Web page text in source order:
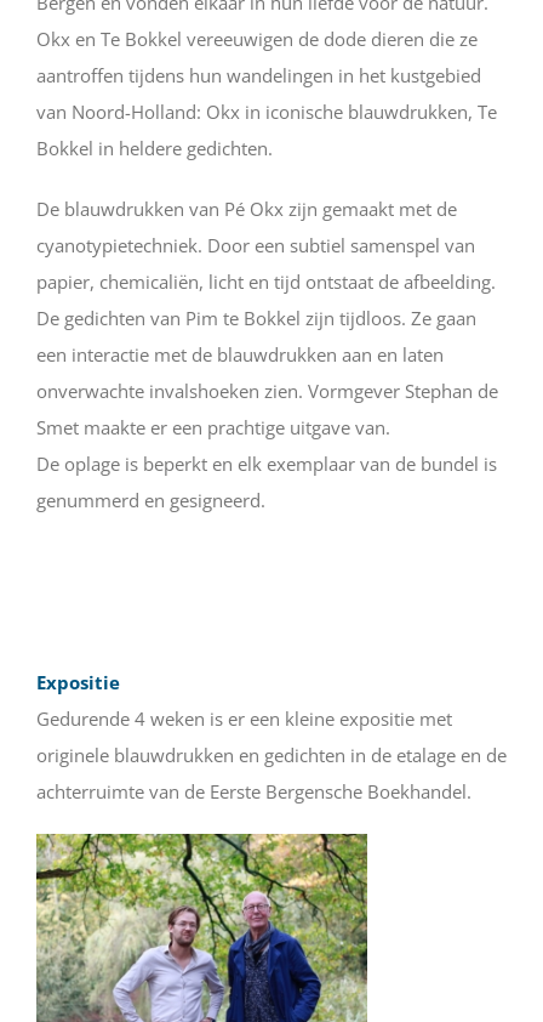
Okx en Te Bokkel vereeuwigen de dode dieren die ze
aantroffen tijdens hun wandelingen in het kustgebied
van Noord-Holland: Okx in iconische blauwdrukken, Te
Bokkel in heldere gedichten.
De blauwdrukken van Pé Okx zijn gemaakt met de
cyanotypietechniek. Door een subtiel samenspel van
papier, chemicaliën, licht en tijd ontstaat de afbeelding.
De gedichten van Pim te Bokkel zijn tijdloos. Ze gaan
een interactie met de blauwdrukken aan en laten
onverwachte invalshoeken zien. Vormgever Stephan de
Smet maakte er een prachtige uitgave van.
De oplage is beperkt en elk exemplaar van de bundel is
genummerd en gesigneerd.
Expositie
Gedurende 4 weken is er een kleine expositie met
originele blauwdrukken en gedichten in de etalage en de
achterruimte van de Eerste Bergensche Boekhandel.